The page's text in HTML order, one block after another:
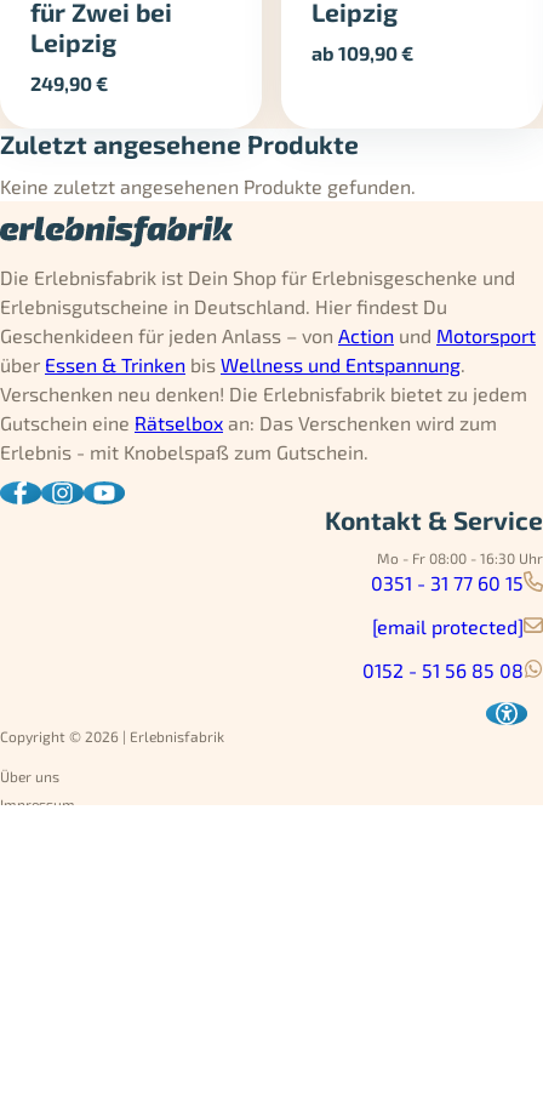
für Zwei bei
Leipzig
249,90€
Leipzig
ab109,90€
Zuletzt angesehene Produkte
Keine zuletzt angesehenen Produkte gefunden.
Die Erlebnisfabrik ist Dein Shop für Erlebnisgeschenke und
Erlebnisgutscheine in Deutschland. Hier findest Du
Geschenkideen für jeden Anlass – von Action und Motorsport
über Essen & Trinken bis Wellness und Entspannung.
Verschenken neu denken! Die Erlebnisfabrik bietet zu jedem
Gutschein eine Rätselbox an: Das Verschenken wird zum
Erlebnis - mit Knobelspaß zum Gutschein.
Kontakt & Service
Mo - Fr 08:00 - 16:30 Uhr
0351 - 31 77 60 15
[email protected]
0152 - 51 56 85 08
Copyright © 2026 | Erlebnisfabrik
Über uns
Impressum